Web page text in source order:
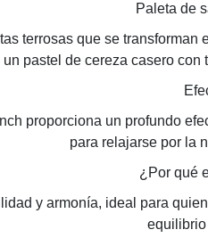
Paleta de
terrosas que se
un pastel de cereza casero
proporciona un profundo
para relajarse por la
¿Por qué
y armonía, ideal para